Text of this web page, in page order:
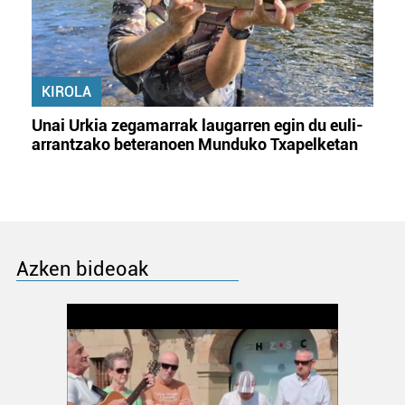
KIROLA
Unai Urkia zegamarrak laugarren egin du euli-
arrantzako beteranoen Munduko Txapelketan
Azken bideoak